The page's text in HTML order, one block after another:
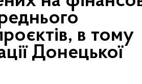
в тому
Донецької